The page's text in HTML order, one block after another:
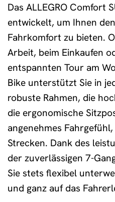
Das ALLEGRO Comfort
entwickelt, um Ihnen
Fahrkomfort zu bieten.
Arbeit, beim Einkaufen
entspannten Tour am
Bike unterstützt Sie in
robuste Rahmen, die
die ergonomische
angenehmes
Strecken. Dank des
der zuverlässigen 7-
Sie stets flexibel
und ganz auf das